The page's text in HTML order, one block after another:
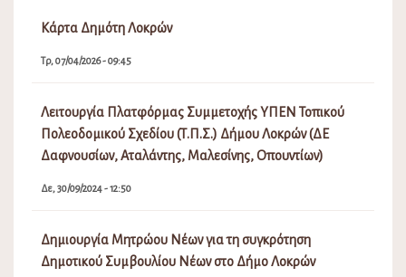
Κάρτα Δημότη Λοκρών
Τρ, 07/04/2026 - 09:45
Λειτουργία Πλατφόρμας Συμμετοχής ΥΠΕΝ Τοπικού
Πολεοδομικού Σχεδίου (Τ.Π.Σ.) Δήμου Λοκρών (ΔΕ
Δαφνουσίων, Αταλάντης, Μαλεσίνης, Οπουντίων)
Δε, 30/09/2024 - 12:50
Δημιουργία Μητρώου Νέων για τη συγκρότηση
Δημοτικού Συμβουλίου Νέων στο Δήμο Λοκρών